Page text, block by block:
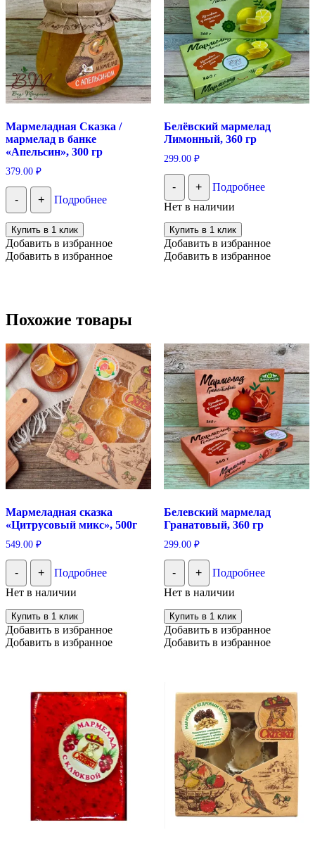
Мармеладная Сказка /
мармелад в банке
«Апельсин», 300 гр
379.00 ₽
- + Подробнее
Купить в 1 клик
Добавить в избранное
Добавить в избранное
Белёвский мармелад
Лимонный, 360 гр
299.00 ₽
- +
Подробнее
Нет в наличии
Купить в 1 клик
Добавить в избранное
Добавить в избранное
Похожие товары
Мармеладная сказка
«Цитрусовый микс», 500г
549.00 ₽
- +
Подробнее
Нет в наличии
Купить в 1 клик
Добавить в избранное
Добавить в избранное
Белевский мармелад
Гранатовый, 360 гр
299.00 ₽
- +
Подробнее
Нет в наличии
Купить в 1 клик
Добавить в избранное
Добавить в избранное